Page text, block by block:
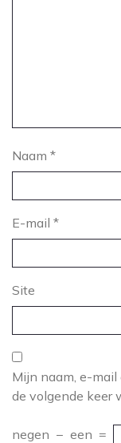
Naam *
E-mail *
Site
Mijn naam, e-
de volgende keer
negen − een =